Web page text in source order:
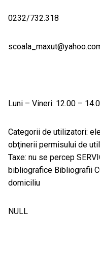
0232/732.318
Luni – Vineri: 12.00 –
Categorii de utilizatori:
obţinerii permisului de
Taxe: nu se percep
bibliografice Bibliografii
domiciliu
NULL